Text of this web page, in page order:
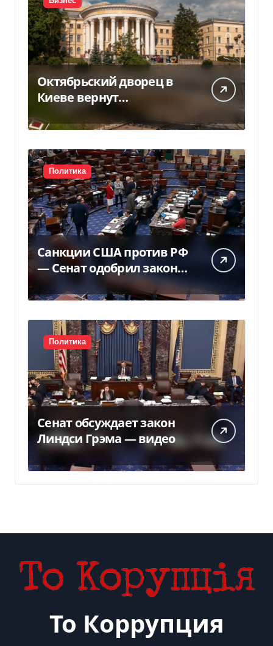
Октябрьский дворец в
Киеве вернут
государству — решение
суда — Delo.ua
Политика
Санкции США против РФ
— Сенат одобрил закон
Грема — Фокус
Политика
Сенат обсуждает закон
Линдси Грэма — видео
То Коррупция